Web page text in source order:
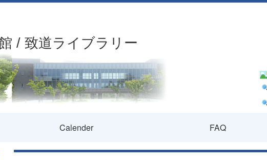
/ 致道ライブラリー
Calender FAQ